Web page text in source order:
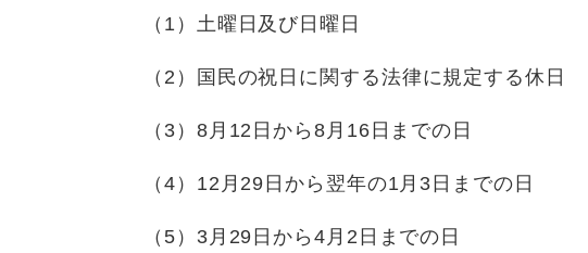
（1）土曜日及び日曜日
（2）国民の祝日に関する法律に規定する休日
（3）8月12日から8月16日までの日
（4）12月29日から翌年の1月3日までの日
（5）3月29日から4月2日までの日